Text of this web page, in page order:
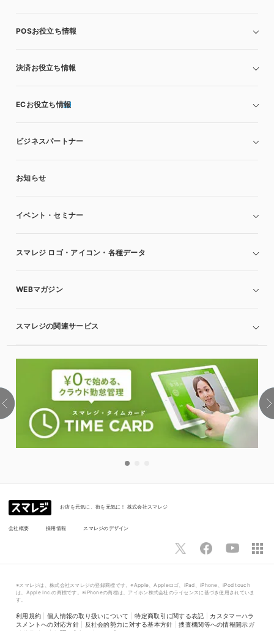
POSお役立ち情報
決済お役立ち情報
ECお役立ち情報
ビジネスパートナー
お知らせ
イベント・セミナー
スマレジ ロゴ・アイコン・各種データ
WEBマガジン
スマレジの関連サービス
お店を元気に、街を元気に！ 株式会社スマレジ
会社概要 採用情報 スマレジのデザイン
※スマレジは、株式会社スマレジの登録商標です。※Apple、Appleロゴ、iPad、iPhone、iPod touch
は、Apple Inc.の商標です。※iPhoneの商標は、アイホン株式会社のライセンスに基づき使用されていま
す。
利用規約 個人情報の取り扱いについて |特定商取引に関する表記
カスタマーハラ
スメントへの対応方針| 反社会的勢力に対する基本方針 |捜査機関等への情報開示ガ